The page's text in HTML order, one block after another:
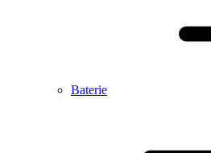
Baterie